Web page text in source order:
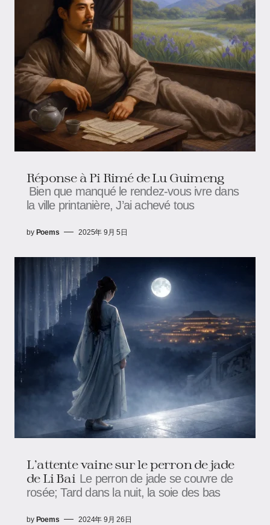
Réponse à Pi Rimé de Lu Guimeng
Bien que manqué le rendez-vous ivre dans
la ville printanière, J’ai achevé tous
by Poems 2025年 9月 5日
L’attente vaine sur le perron de jade
de Li Bai Le perron de jade se couvre de
rosée; Tard dans la nuit, la soie des bas
by Poems 2024年 9月 26日